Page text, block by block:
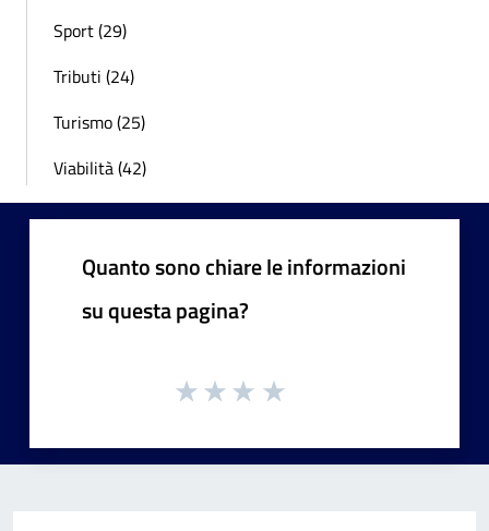
Sport (29)
Tributi (24)
Turismo (25)
Viabilità (42)
Quanto sono chiare le informazioni
su questa pagina?